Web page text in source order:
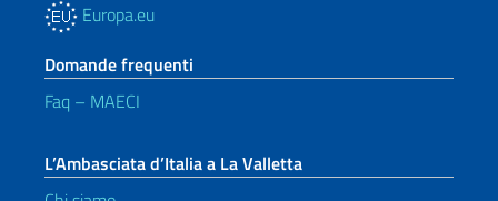
Europa.eu
Domande frequenti
Faq – MAECI
L’Ambasciata d’Italia a La Valletta